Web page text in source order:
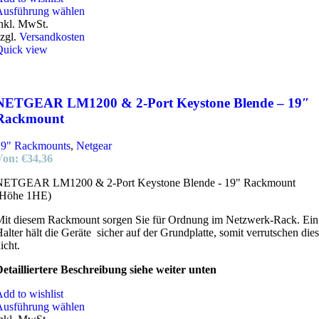
wählen
MwSt.
Versandkosten
view
LM1200 & 2-Port Keystone Blende – 19″
Rackmounts, Netgear
€34,36
LM1200 & 2-Port Keystone Blende - 19" Rackmount
1HE)
diesem Rackmount sorgen Sie für Ordnung im Netzwerk-Rack. Ein
hält die Geräte sicher auf der Grundplatte, somit verrutschen
Beschreibung siehe weiter unten
to wishlist
wählen